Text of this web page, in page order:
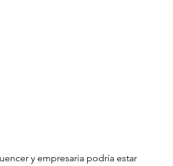
y empresaria podría estar